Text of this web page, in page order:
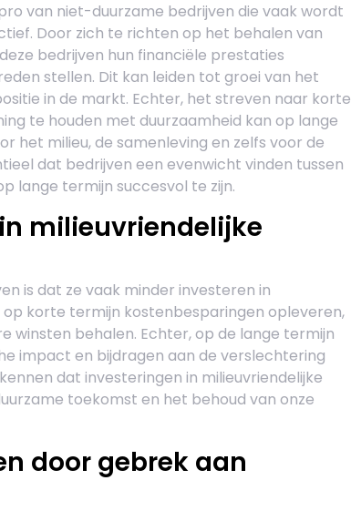
van niet-duurzame bedrijven die vaak wordt
Door zich te richten op het behalen van
bedrijven hun financiële prestaties
stellen. Dit kan leiden tot groei van het
in de markt. Echter, het streven naar korte
te houden met duurzaamheid kan op lange
het milieu, de samenleving en zelfs voor de
dat bedrijven een evenwicht vinden tussen
lange termijn succesvol te zijn.
milieuvriendelijke
is dat ze vaak minder investeren in
korte termijn kostenbesparingen opleveren,
winsten behalen. Echter, op de lange termijn
impact en bijdragen aan de verslechtering
dat investeringen in milieuvriendelijke
toekomst en het behoud van onze
door gebrek aan